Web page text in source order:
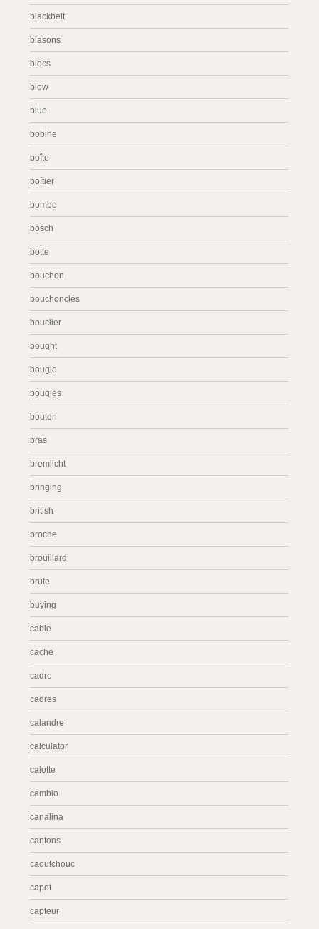
blackbelt
blasons
blocs
blow
blue
bobine
boîte
boîtier
bombe
bosch
botte
bouchon
bouchonclés
bouclier
bought
bougie
bougies
bouton
bras
bremlicht
bringing
british
broche
brouillard
brute
buying
cable
cache
cadre
cadres
calandre
calculator
calotte
cambio
canalina
cantons
caoutchouc
capot
capteur